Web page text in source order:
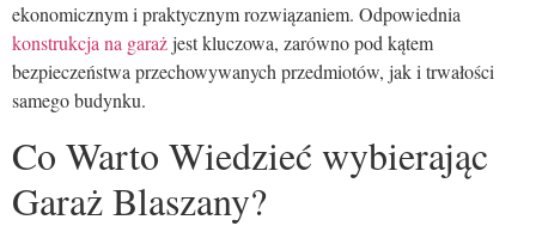
ekonomicznym i praktycznym rozwiązaniem. Odpowiednia
konstrukcja na garażjest kluczowa, zarówno pod kątem
bezpieczeństwa przechowywanych przedmiotów, jak i trwałości
samego budynku.
Co Warto Wiedzieć wybierając
Garaż Blaszany?